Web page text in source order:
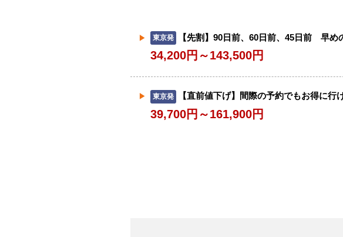
東京発 【先割】90日前、60日前、45日前 早め
34,200円～143,500円
東京発 【直前値下げ】間際の予約でもお得に行
39,700円～161,900円